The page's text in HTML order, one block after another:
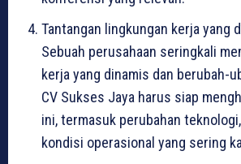
Tantangan lingkungan kerja yang
Sebuah perusahaan seringkali
kerja yang dinamis dan berubah-
CV Sukses Jaya harus siap
ini, termasuk perubahan
kondisi operasional yang sering